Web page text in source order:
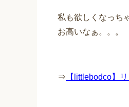
私も欲しくなっち
お高いなぁ。。。
⇒ 【littlebodco】